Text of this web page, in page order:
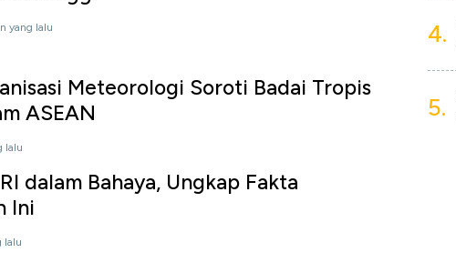
yang lalu
Meteorologi Soroti Badai Tropis
ASEAN
lalu
dalam Bahaya, Ungkap Fakta
Ini
lalu
4.
5.